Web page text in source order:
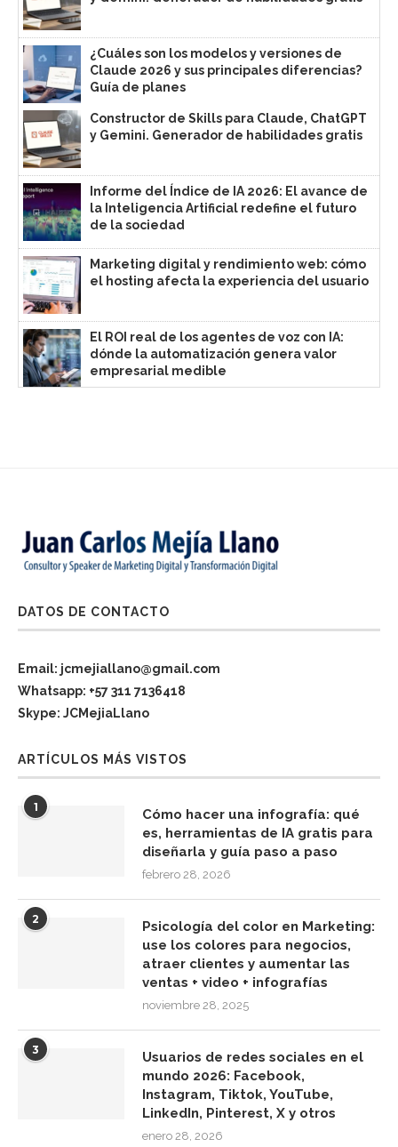
¿Cuáles son los modelos y versiones de
Claude 2026 y sus principales diferencias?
Guía de planes
Constructor de Skills para Claude, ChatGPT
y Gemini. Generador de habilidades gratis
Informe del Índice de IA 2026: El avance de
la Inteligencia Artificial redefine el futuro
de la sociedad
Marketing digital y rendimiento web: cómo
el hosting afecta la experiencia del usuario
El ROI real de los agentes de voz con IA:
dónde la automatización genera valor
empresarial medible
DATOS DE CONTACTO
Email: jcmejiallano@gmail.com
Whatsapp: +57 311 7136418
Skype: JCMejiaLlano
ARTÍCULOS MÁS VISTOS
1
Cómo hacer una infografía: qué
es, herramientas de IA gratis para
diseñarla y guía paso a paso
febrero 28, 2026
2
Psicología del color en Marketing:
use los colores para negocios,
atraer clientes y aumentar las
ventas + video + infografías
noviembre 28, 2025
3
Usuarios de redes sociales en el
mundo 2026: Facebook,
Instagram, Tiktok, YouTube,
LinkedIn, Pinterest, X y otros
enero 28, 2026